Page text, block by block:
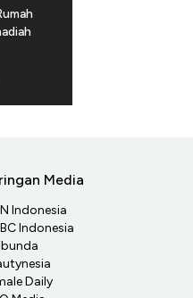
Media
Indonesia
Indonesia
Daily